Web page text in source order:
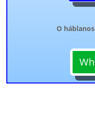
O